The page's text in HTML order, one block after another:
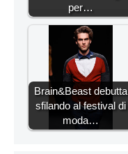
per…
Brain&Beast debutta
sfilando al festival di
moda…